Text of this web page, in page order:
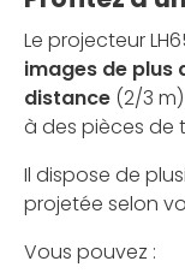
Le projecteur
images de plus
distance (2/3
à des pièces de
Il dispose de
projetée selon
Vous pouvez :